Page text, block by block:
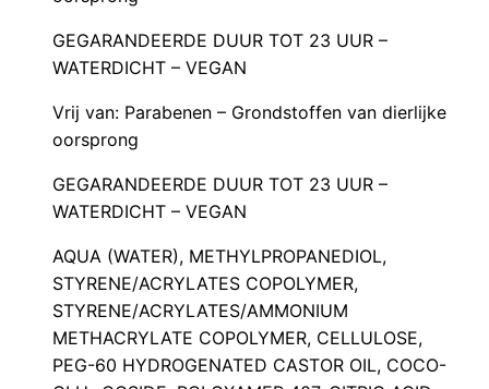
GEGARANDEERDE DUUR TOT 23 UUR –
WATERDICHT – VEGAN
Vrij van: Parabenen – Grondstoffen van dierlijke
oorsprong
GEGARANDEERDE DUUR TOT 23 UUR –
WATERDICHT – VEGAN
AQUA (WATER), METHYLPROPANEDIOL,
STYRENE/ACRYLATES COPOLYMER,
STYRENE/ACRYLATES/AMMONIUM
METHACRYLATE COPOLYMER, CELLULOSE,
PEG-60 HYDROGENATED CASTOR OIL, COCO-